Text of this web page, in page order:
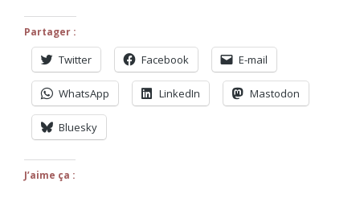
Partager :
Twitter Facebook E-mail
WhatsApp LinkedIn Mastodon
Bluesky
J’aime ça :